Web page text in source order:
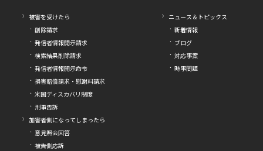
被害を受けたら
削除請求
発信者情報開示請求
検索結果削除請求
発信者情報開示命令
損害賠償請求・慰謝料請求
米国ディスカバリ制度
刑事告訴
加害者側になってしまったら
意見照会回答
被告側応訴
ニュース＆トピックス
新着情報
ブログ
対応事案
時事問題